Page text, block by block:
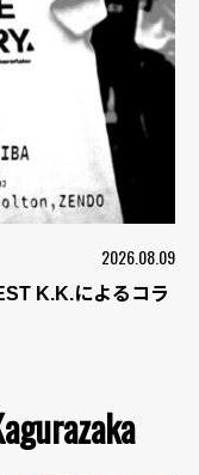
2026.08.09
K.K.によるコラ